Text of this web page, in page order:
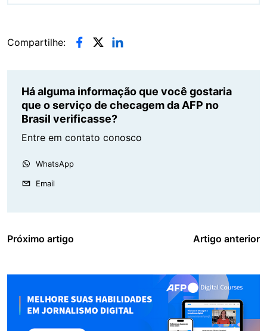
Compartilhe:
Há alguma informação que você gostaria
que o serviço de checagem da AFP no
Brasil verificasse?
Entre em contato conosco
WhatsApp
Email
Próximo artigo Artigo anterior